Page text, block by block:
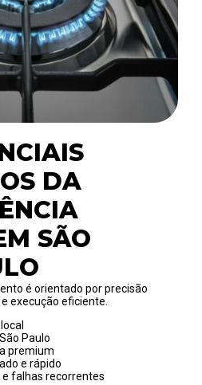
DA
SÃO
é orientado por precisão
execução eficiente.
Paulo
premium
e rápido
e falhas recorrentes